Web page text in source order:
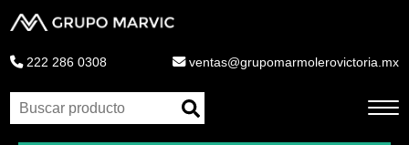
222 286 0308 ventas@grupomarmolerovictoria.mx